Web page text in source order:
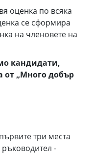
оценка по всяка
се сформира
на членовете на
кандидати,
от „Много добър
три места
-